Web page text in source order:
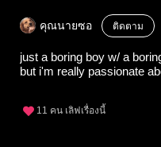
คุณนายซอ ติดตาม
just a boring boy w/ a
but i'm really passionate
11 คน เลิฟเรื่องนี้